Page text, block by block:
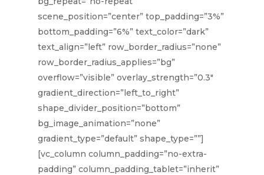
scene_position=”center” top_padding=”3%”
bottom_padding=”6%” text_color=”dark”
text_align=”left” row_border_radius=”none”
row_border_radius_applies=”bg”
overflow=”visible” overlay_strength=”0.3″
gradient_direction=”left_to_right”
shape_divider_position=”bottom”
bg_image_animation=”none”
gradient_type=”default” shape_type=””]
[vc_column column_padding=”no-extra-
padding” column_padding_tablet=”inherit”